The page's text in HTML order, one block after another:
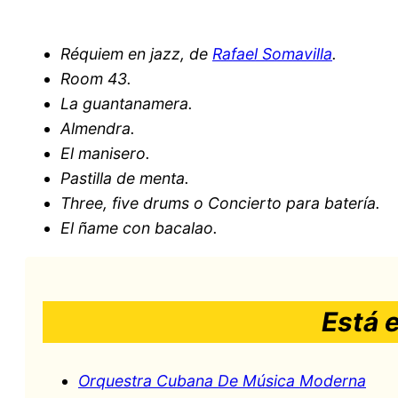
Réquiem en jazz, de Rafael Somavilla.
Room 43.
La guantanamera.
Almendra.
El manisero.
Pastilla de menta.
Three, five drums o Concierto para batería.
El ñame con bacalao.
Está
Orquestra Cubana De Música Moderna